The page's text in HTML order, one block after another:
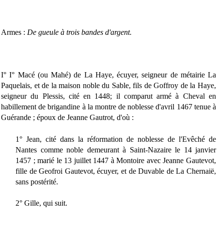
Armes : De gueule à trois bandes d'argent.
I° I° Macé (ou Mahé) de La Haye, écuyer, seigneur de métairie La
Paquelais, et de la maison noble du Sable, fils de Goffroy de la Haye,
seigneur du Plessis, cité en 1448; il comparut armé à Cheval en
habillement de brigandine à la montre de noblesse d'avril 1467 tenue à
Guérande ; époux de Jeanne Gautrot, d'où :
1° Jean, cité dans la réformation de noblesse de l'Evêché de
Nantes comme noble demeurant à Saint-Nazaire le 14 janvier
1457 ; marié le 13 juillet 1447 à Montoire avec Jeanne Gautevot,
fille de Geofroi Gautevot, écuyer, et de Duvable de La Chernaië,
sans postérité.
2° Gille, qui suit.